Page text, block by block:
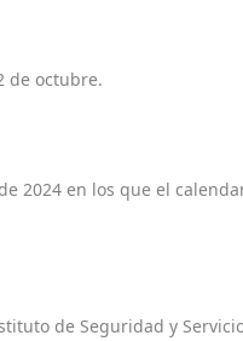
de octubre.
2024 en los que el
de Seguridad y